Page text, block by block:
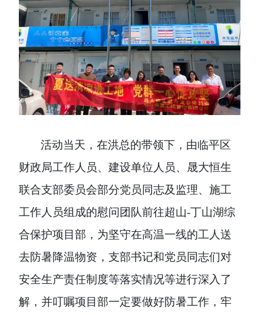
活动当天，在洪总的带领下，由临平区
财政局工作人员、建设单位人员、晟大恒生
联合支部委员会部分党员同志及监理、施工
工作人员组成的慰问团队前往超山-丁山湖综
合保护项目部，为坚守在高温一线的工人送
去防暑降温物资，支部书记和党员同志们对
安全生产责任制度等落实情况等进行深入了
解，并叮嘱项目部一定要做好防暑工作，牢